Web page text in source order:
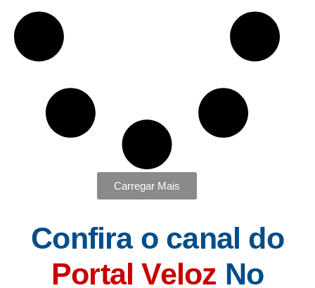
Carregar Mais
Confira o canal do
Portal Veloz No